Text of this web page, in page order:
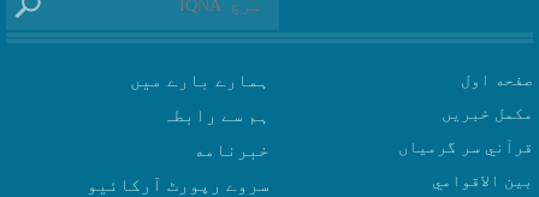
صفحه اول
مکمل خبریں
قرآني سر گرمياں
بين الاقوامي
ہمارے بارے میں
ہم سے رابطہ
سروے رپورٹ آرکائیو